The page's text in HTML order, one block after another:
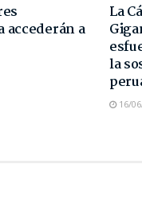
accederán a
La
la
16/